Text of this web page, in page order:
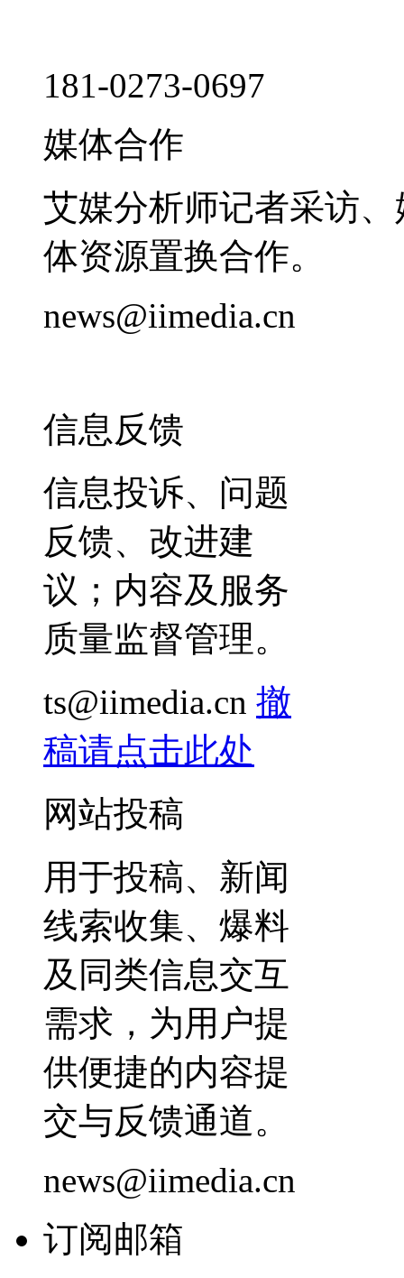
181-0273-0697
媒体合作
艾媒分析师记者采访
体资源置换合作。
news@iimedia.cn
信息反馈
信息投诉、问题
反馈、改进建
议；内容及服务
质量监督管理。
ts@iimedia.cn 撤
稿请点击此处
网站投稿
用于投稿、新闻
线索收集、爆料
及同类信息交互
需求，为用户提
供便捷的内容提
交与反馈通道。
news@iimedia.cn
订阅邮箱